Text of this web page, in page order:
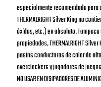
especialmente recomendado para
THERMALRIGHT Silver King no
óxidos, etc.) en absoluto.
propiedades, THERMALRIGHT
pastas conductoras de calor de
overclockers y jugadores de
NO USAR EN DISIPADORES DE